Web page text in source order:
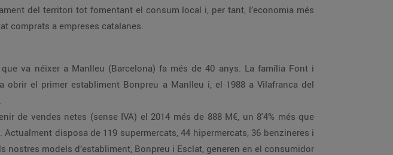
del territori tot fomentant el consum local i, per tant, l’economia més
comprats a empreses catalanes.
va néixer a Manlleu (Barcelona) fa més de 40 anys. La família Font i
el primer establiment Bonpreu a Manlleu i, el 1988 a Vilafranca del
de vendes netes (sense IVA) el 2014 més de 888 M€, un 8'4% més que
disposa de 119 supermercats, 44 hipermercats, 36 benzineres i
nostres models d’establiment, Bonpreu i Esclat, generen en el consumidor